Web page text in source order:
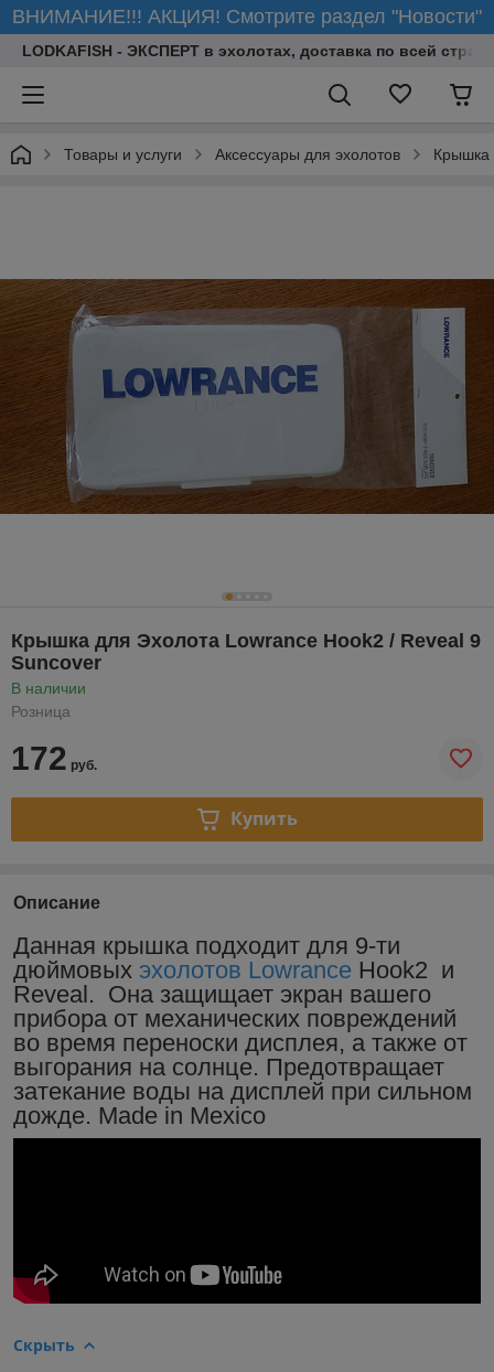
ВНИМАНИЕ!!! АКЦИЯ! Смотрите раздел "Новости"
LODKAFISH - ЭКСПЕРТ в эхолотах, доставка по всей стране
Товары и услуги Аксессуары для эхолотов Крышка
Крышка для Эхолота Lowrance Hook2 / Reveal 9
Suncover
В наличии
Розница
172 руб.
Купить
Описание
Данная крышка подходит для 9-ти
дюймовых эхолотов Lowrance Hook2 и
Reveal. Она защищает экран вашего
прибора от механических повреждений
во время переноски дисплея, а также от
выгорания на солнце. Предотвращает
затекание воды на дисплей при сильном
дожде. Made in Mexico
Скрыть